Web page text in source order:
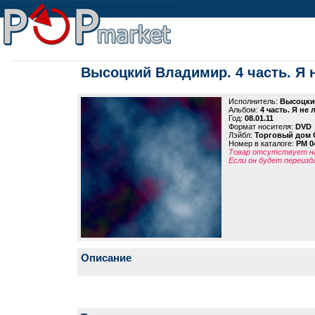
Высоцкий Владимир. 4 часть. Я
Исполнитель:
Альбом: 4 часть. Я не
Год: 08.01.11
Формат носителя: DVD
Лэйбл: Торговый дом
Номер в каталоге: PM
Товар отсутствует
Если он будет
Описание